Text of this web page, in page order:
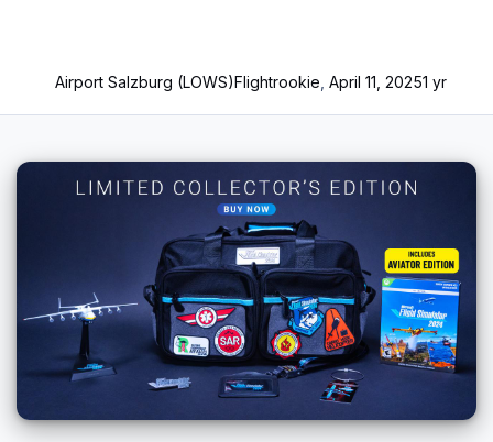
Airport Salzburg (LOWS)Flightrookie,April 11, 20251 yr